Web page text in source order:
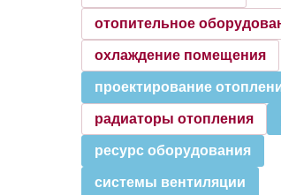
отопительное
охлаждение помещения
проектирование
радиаторы отопления
ресурс оборудования
системы вентиляции